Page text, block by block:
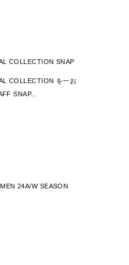
COLLECTION SNAP
COLLECTION を一お
SNAP...
24A/W SEASON